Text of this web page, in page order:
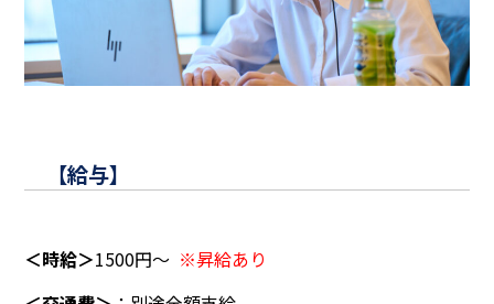
【給与】
＜時給＞1500円～ ※昇給あり